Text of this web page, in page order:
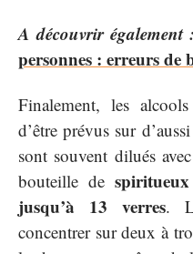
A découvrir également :
personnes : erreurs de
Finalement, les
d’être prévus sur
sont souvent dilués
bouteille de
jusqu’à 13 verres.
concentrer sur deux à